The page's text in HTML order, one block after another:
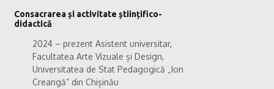
Consacrarea și activitate științifico-
didactică
2024 – prezent Asistent universitar,
Facultatea Arte Vizuale și Design,
Universitatea de Stat Pedagogică „Ion
Creangă” din Chișinău